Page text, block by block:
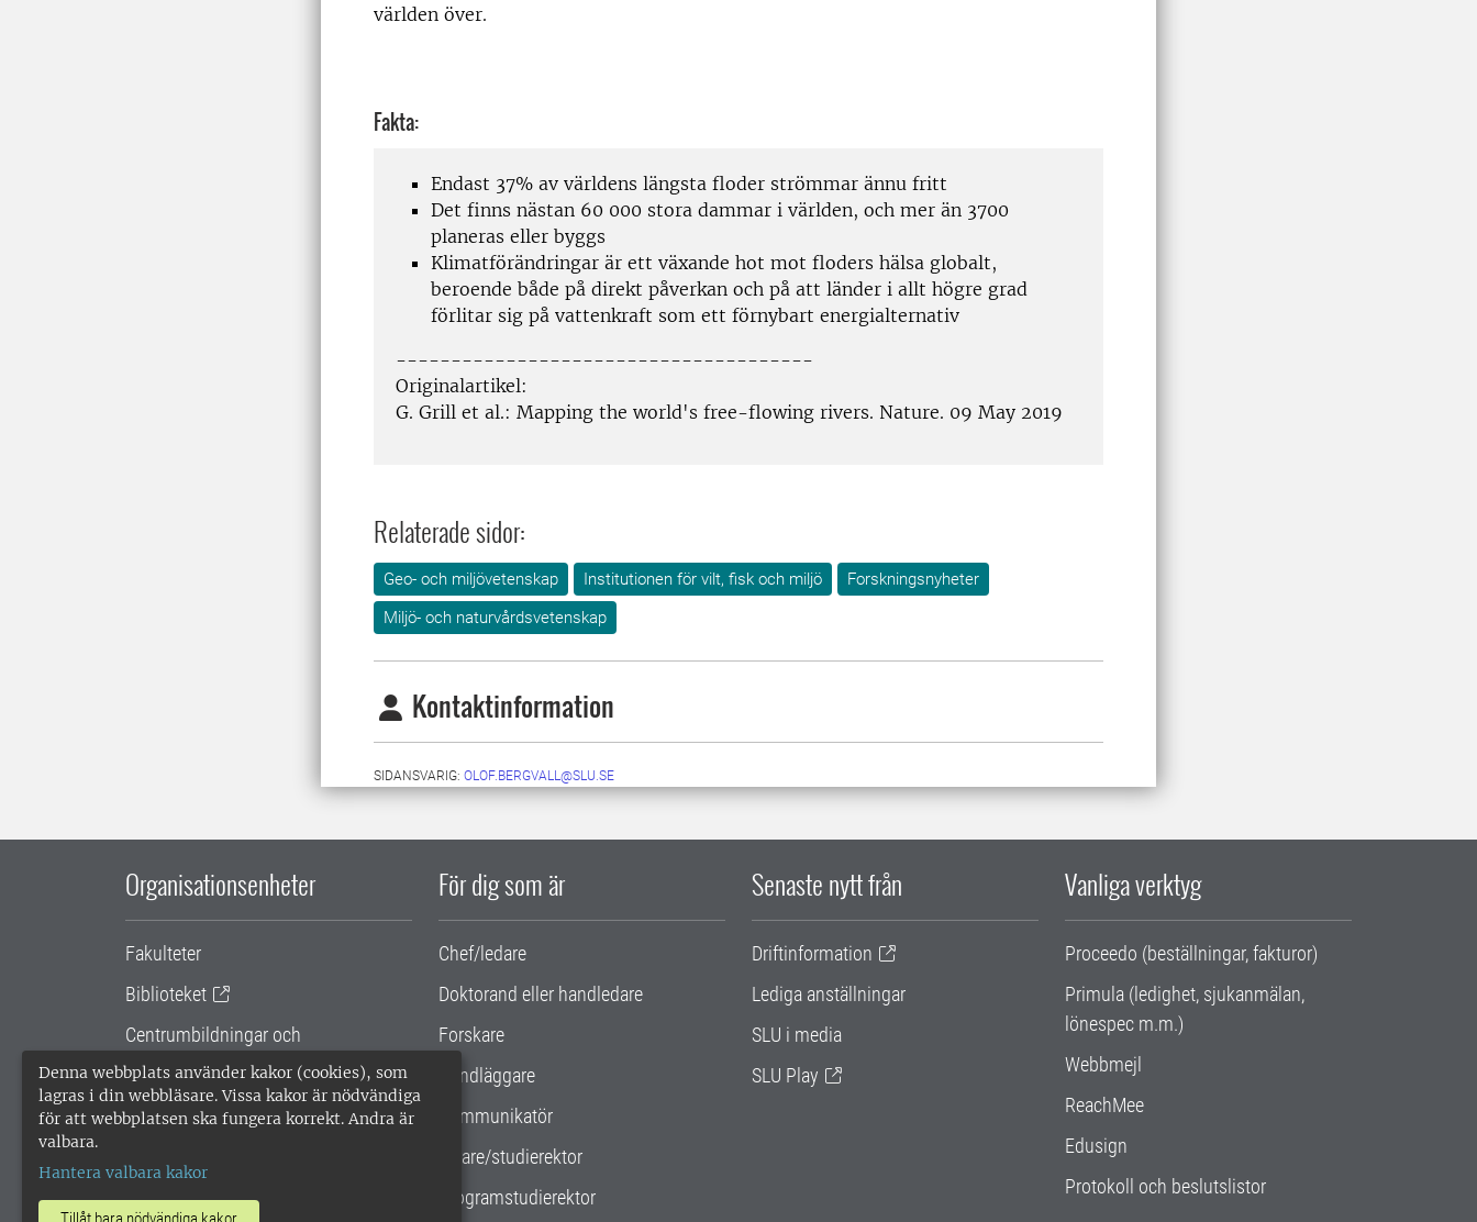
Denna webbplats använder kakor (cookies), som
lagras i din webbläsare. Vissa kakor är nödvändiga
för att webbplatsen ska fungera korrekt. Andra är
valbara.
Hantera valbara kakor
världen över.
Fakta:
Endast 37% av världens längsta floder strömmar ännu fritt
Det finns nästan 60 000 stora dammar i världen, och mer än 3700
planeras eller byggs
Klimatförändringar är ett växande hot mot floders hälsa globalt,
beroende både på direkt påverkan och på att länder i allt högre grad
förlitar sig på vattenkraft som ett förnybart energialternativ
--------------------------------------
Originalartikel:
G. Grill et al.: Mapping the world's free-flowing rivers. Nature. 09 May 2019
Relaterade sidor:
Geo- och miljövetenskap Institutionen för vilt, fisk och miljö
Forskningsnyheter
Miljö- och naturvårdsvetenskap
Kontaktinformation
SIDANSVARIG: OLOF.BERGVALL@SLU.SE
Organisationsenheter
Fakulteter
Biblioteket
Centrumbildningar och
samarbetsprojekt
Gemensamma verksamhetsstödet
För dig som är
Chef/ledare
Doktorand eller handledare
Forskare
Handläggare
Kommunikatör
Lärare/studierektor
Programstudierektor
Senaste nytt från
Driftinformation
Lediga anställningar
SLU i media
SLU Play
Vanliga verktyg
Proceedo (beställningar, fakturor)
Primula (ledighet, sjukanmälan,
lönespec m.m.)
Webbmejl
ReachMee
Edusign
Protokoll och beslutslistor